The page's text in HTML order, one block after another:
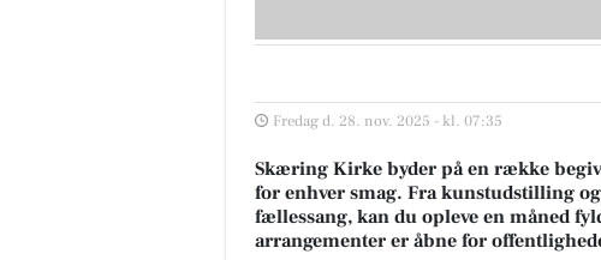
Fredag d. 28. nov. 2025 - kl. 07:35
Skæring Kirke byder på en række
for enhver smag. Fra kunstudstilling
fællessang, kan du opleve en måned
arrangementer er åbne for